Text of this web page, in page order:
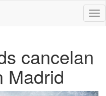
cancelan
Madrid